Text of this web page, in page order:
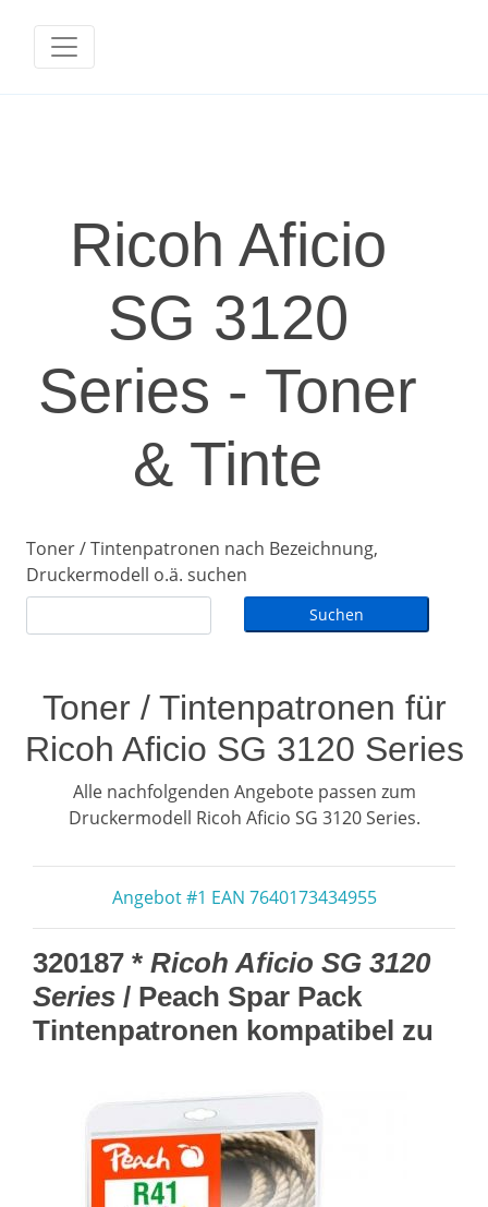
Ricoh Aficio
SG 3120
Series - Toner
& Tinte
Toner / Tintenpatronen nach Bezeichnung,
Druckermodell o.ä. suchen
Toner / Tintenpatronen für
Ricoh Aficio SG 3120 Series
Alle nachfolgenden Angebote passen zum
Druckermodell Ricoh Aficio SG 3120 Series.
Angebot #1 EAN 7640173434955
320187 * Ricoh Aficio SG 3120
Series / Peach Spar Pack
Tintenpatronen kompatibel zu